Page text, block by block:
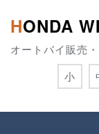
HONDA
オートバイ販売
小